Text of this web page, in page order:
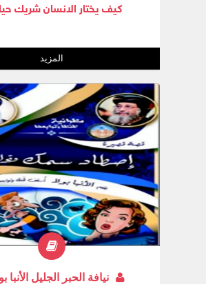
كيف يختار الانسان شريك
المزيد
نيافة الحبر الجليل الأنبا